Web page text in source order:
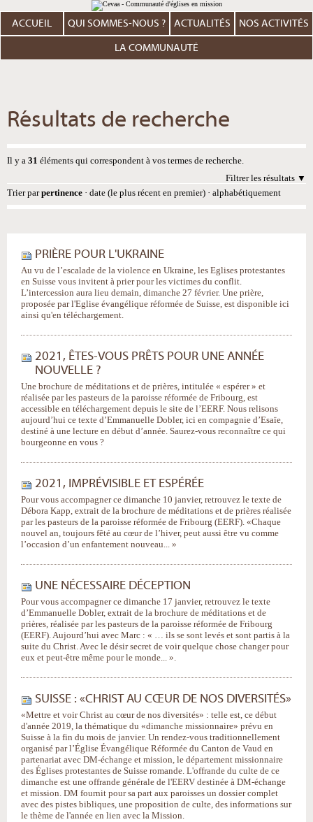
au
contenu.
Aller
personnels
ACCUEIL QUI SOMMES-NOUS ? ACTUALITÉS NOS ACTIVITÉS
LA COMMUNAUTÉ
Résultats de recherche
Il y a 31 éléments qui correspondent à vos termes de recherche.
Filtrer les résultats
Trier par pertinence · date (le plus récent en premier) · alphabétiquement
PRIÈRE POUR L'UKRAINE
Au vu de l’escalade de la violence en Ukraine, les Eglises protestantes
en Suisse vous invitent à prier pour les victimes du conflit.
L’intercession aura lieu demain, dimanche 27 février. Une prière,
proposée par l'Eglise évangélique réformée de Suisse, est disponible ici
ainsi qu'en téléchargement.
2021, ÊTES-VOUS PRÊTS POUR UNE ANNÉE
NOUVELLE ?
Une brochure de méditations et de prières, intitulée « espérer » et
réalisée par les pasteurs de la paroisse réformée de Fribourg, est
accessible en téléchargement depuis le site de l’EERF. Nous relisons
aujourd’hui ce texte d’Emmanuelle Dobler, ici en compagnie d’Esaïe,
destiné à une lecture en début d’année. Saurez-vous reconnaître ce qui
bourgeonne en vous ?
2021, IMPRÉVISIBLE ET ESPÉRÉE
Pour vous accompagner ce dimanche 10 janvier, retrouvez le texte de
Débora Kapp, extrait de la brochure de méditations et de prières réalisée
par les pasteurs de la paroisse réformée de Fribourg (EERF). «Chaque
nouvel an, toujours fêté au cœur de l’hiver, peut aussi être vu comme
l’occasion d’un enfantement nouveau... »
UNE NÉCESSAIRE DÉCEPTION
Pour vous accompagner ce dimanche 17 janvier, retrouvez le texte
d’Emmanuelle Dobler, extrait de la brochure de méditations et de
prières, réalisée par les pasteurs de la paroisse réformée de Fribourg
(EERF). Aujourd’hui avec Marc : « … ils se sont levés et sont partis à la
suite du Christ. Avec le désir secret de voir quelque chose changer pour
eux et peut-être même pour le monde... ».
SUISSE : «CHRIST AU CŒUR DE NOS DIVERSITÉS»
«Mettre et voir Christ au cœur de nos diversités» : telle est, ce début
d'année 2019, la thématique du «dimanche missionnaire» prévu en
Suisse à la fin du mois de janvier. Un rendez-vous traditionnellement
organisé par l’Église Évangélique Réformée du Canton de Vaud en
partenariat avec DM-échange et mission, le département missionnaire
des Églises protestantes de Suisse romande. L'offrande du culte de ce
dimanche est une offrande générale de l'EERV destinée à DM-échange
et mission. DM fournit pour sa part aux paroisses un dossier complet
avec des pistes bibliques, une proposition de culte, des informations sur
le thème de l'année en lien avec la Mission.